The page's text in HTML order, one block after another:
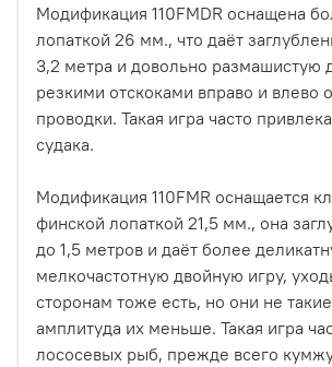
Модификация 110FMDR оснащена
лопаткой 26 мм., что даёт
3,2 метра и довольно размашистую
резкими отскоками вправо и влево
проводки. Такая игра часто
судака.
Модификация 110FMR оснащается
финской лопаткой 21,5 мм., она
до 1,5 метров и даёт более
мелкочастотную двойную игру,
сторонам тоже есть, но они не
амплитуда их меньше. Такая игра
лососевых рыб, прежде всего